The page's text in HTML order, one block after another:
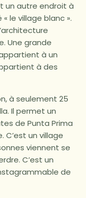
un autre endroit à
le village blanc ».
Une grande
à un
à des
à seulement 25
Il permet un
de Punta Prima
un village
viennent se
C’est un
de